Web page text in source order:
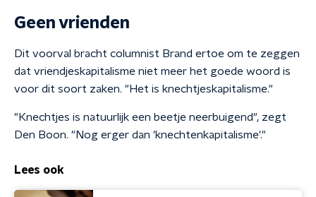
Geen vrienden
Dit voorval bracht columnist Brand ertoe om te zeggen
dat vriendjeskapitalisme niet meer het goede woord is
voor dit soort zaken. "Het is knechtjeskapitalisme."
"Knechtjes is natuurlijk een beetje neerbuigend", zegt
Den Boon. "Nog erger dan 'knechtenkapitalisme'."
Lees ook